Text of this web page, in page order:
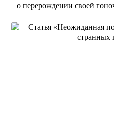
о перерождении своей